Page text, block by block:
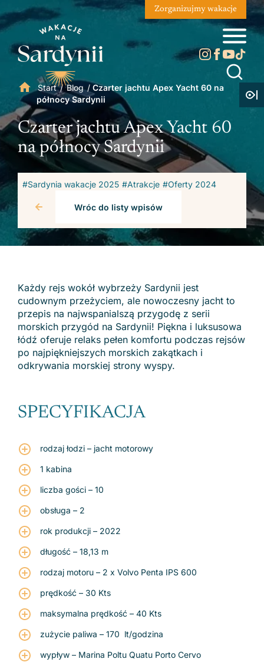
Zorganizujmy wakacje
Start/Blog/ Czarter jachtu Apex Yacht 60 na
północy Sardynii
Czarter jachtu Apex Yacht 60
na północy Sardynii
#Sardynia wakacje 2025 #Atrakcje #Oferty 2024
Wróc do listy wpisów
Każdy rejs wokół wybrzeży Sardynii jest
cudownym przeżyciem, ale nowoczesny jacht to
przepis na najwspanialszą przygodę z serii
morskich przygód na Sardynii! Piękna i luksusowa
łódź oferuje relaks pełen komfortu podczas rejsów
po najpiękniejszych morskich zakątkach i
odkrywania morskiej strony wyspy.
SPECYFIKACJA
rodzaj łodzi – jacht motorowy
1 kabina
liczba gości – 10
obsługa – 2
rok produkcji – 2022
długość – 18,13 m
rodzaj motoru – 2 x Volvo Penta IPS 600
prędkość – 30 Kts
maksymalna prędkość – 40 Kts
zużycie paliwa – 170 lt/godzina
wypływ – Marina Poltu Quatu Porto Cervo